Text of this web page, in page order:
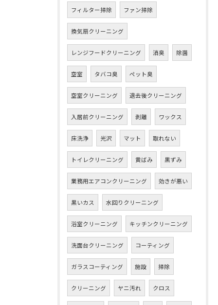
フィルター掃除 ファン掃除
換気扇クリーニング
レンジフードクリーニング 消臭 除菌
空室 タバコ臭 ペット臭
空室クリーニング 退去後クリーニング
入居前クリーニング 剥離 ワックス
床洗浄 光沢 マット 取れない
トイレクリーニング 黄ばみ 黒ずみ
業務用エアコンクリーニング 効きが悪い
黒いカス 水回りクリーニング
浴室クリーニング キッチンクリーニング
洗面台クリーニング コーティング
ガラスコーティング 施設 掃除
クリーニング ヤニ汚れ クロス